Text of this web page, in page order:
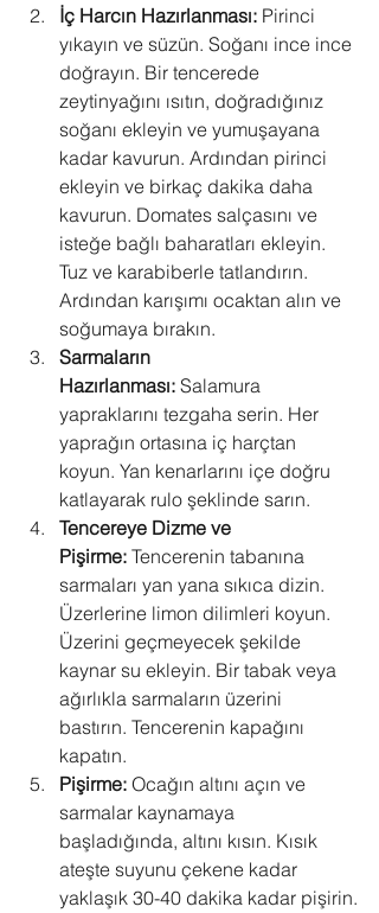
İç Harcın Hazırlanması: Pirinci
yıkayın ve süzün. Soğanı ince ince
doğrayın. Bir tencerede
zeytinyağını ısıtın, doğradığınız
soğanı ekleyin ve yumuşayana
kadar kavurun. Ardından pirinci
ekleyin ve birkaç dakika daha
kavurun. Domates salçasını ve
isteğe bağlı baharatları ekleyin.
Tuz ve karabiberle tatlandırın.
Ardından karışımı ocaktan alın ve
soğumaya bırakın.
Sarmaların
Hazırlanması: Salamura
yapraklarını tezgaha serin. Her
yaprağın ortasına iç harçtan
koyun. Yan kenarlarını içe doğru
katlayarak rulo şeklinde sarın.
Tencereye Dizme ve
Pişirme: Tencerenin tabanına
sarmaları yan yana sıkıca dizin.
Üzerlerine limon dilimleri koyun.
Üzerini geçmeyecek şekilde
kaynar su ekleyin. Bir tabak veya
ağırlıkla sarmaların üzerini
bastırın. Tencerenin kapağını
kapatın.
Pişirme: Ocağın altını açın ve
sarmalar kaynamaya
başladığında, altını kısın. Kısık
ateşte suyunu çekene kadar
yaklaşık 30-40 dakika kadar pişirin.